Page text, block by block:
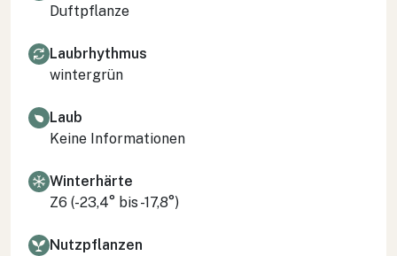
Duftpflanze
Laubrhythmus
wintergrün
Laub
Keine Informationen
Winterhärte
Z6 (-23,4° bis -17,8°)
Nutzpflanzen